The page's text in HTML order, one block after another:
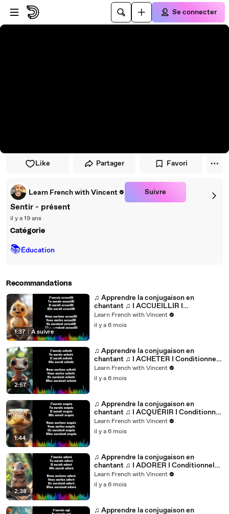
Passer au player
Passer au contenu principal
Se connecter
Like Partager Favori
Learn French with Vincent Suivre
Sentir - présent
il y a 19 ans
Catégorie
📚Éducation
Recommandations
1:37 | À suivre
♫ Apprendre la conjugaison en
chantant ♫ I ACCUEILLIR I
Conditionnel Passé_
Learn French with Vincent
il y a 6 mois
2:57
♫ Apprendre la conjugaison en
chantant ♫ I ACHETER I Conditionnel
Passé_
Learn French with Vincent
il y a 6 mois
1:44
♫ Apprendre la conjugaison en
chantant ♫ I ACQUÉRIR I Conditionnel
Passé_
Learn French with Vincent
il y a 6 mois
2:38
♫ Apprendre la conjugaison en
chantant ♫ I ADORER I Conditionnel
Passé_
Learn French with Vincent
il y a 6 mois
♫ Apprendre la conjugaison en